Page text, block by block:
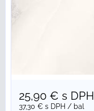
25,90 € s DPH
37,30 € s DPH / bal